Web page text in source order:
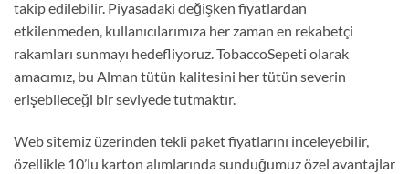
takip edilebilir. Piyasadaki değişken fiyatlardan
etkilenmeden, kullanıcılarımıza her zaman en rekabetçi
rakamları sunmayı hedefliyoruz. TobaccoSepeti olarak
amacımız, bu Alman tütün kalitesini her tütün severin
erişebileceği bir seviyede tutmaktır.
Web sitemiz üzerinden tekli paket fiyatlarını inceleyebilir,
özellikle 10’lu karton alımlarında sunduğumuz özel avantajlar